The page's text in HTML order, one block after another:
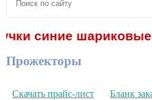
синие шариковые
Прожекторы
Скачать прайс-лист Бланк